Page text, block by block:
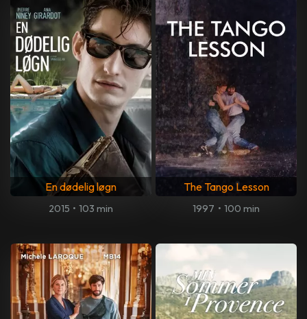
En dødelig løgn
2015 • 103 min
The Tango Lesson
1997 • 100 min